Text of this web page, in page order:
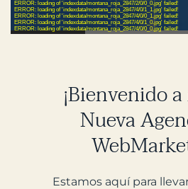
¡Bienvenido
Nueva
Estamos aquí para